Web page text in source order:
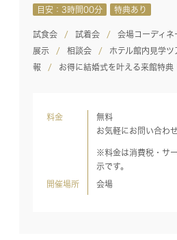
目安：3時間00分 特典あり
試食会 試着会 会場コーディネ
展示
相談会 ホテル館内見学ツ
報
お得に結婚式を叶える来館特典
料金
無料
お気軽にお問い合わ
※料金は消費税・サ
示です。
開催場所 会場